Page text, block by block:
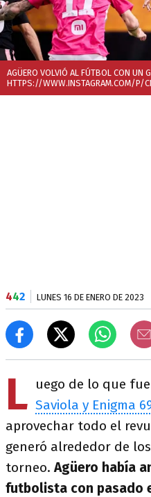
AGÜERO VOLVIÓ AL FÚTBOL CON UN
HTTPS://WWW.INSTAGRAM.COM/P/
442 LUNES 16 DE ENERO DE 2023
L uego de lo que
Saviola y Enigma
aprovechar todo el
generó alrededor de
torneo.Agüero había
futbolista con pasado